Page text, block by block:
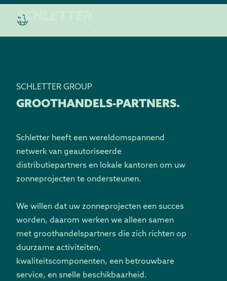
SCHLETTER GROUP
GROOTHANDELS-PARTNERS.
Schletter heeft een wereldomspannend
netwerk van geautoriseerde
distributiepartners en lokale kantoren om uw
zonneprojecten te ondersteunen.
We willen dat uw zonneprojecten een succes
worden, daarom werken we alleen samen
met groothandelspartners die zich richten op
duurzame activiteiten,
kwaliteitscomponenten, een betrouwbare
service, en snelle beschikbaarheid.